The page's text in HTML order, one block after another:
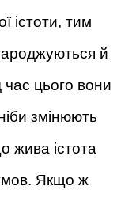
істоти, тим
й
час цього вони
змінюють
жива істота
Якщо ж